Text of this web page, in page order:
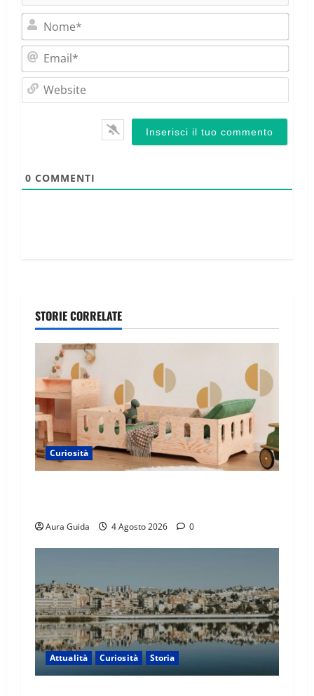
0 COMMENTI
STORIE CORRELATE
Curiosità
Aura Guida 4 Agosto 2026 0
Attualità Curiosità Storia